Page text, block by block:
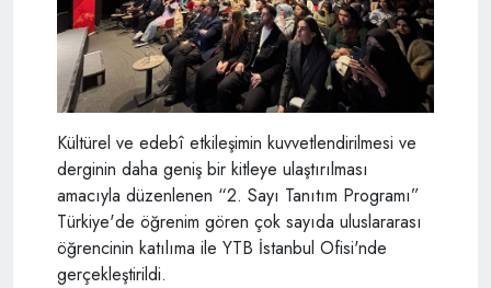
Kültürel ve edebî etkileşimin kuvvetlendirilmesi ve
derginin daha geniş bir kitleye ulaştırılması
amacıyla düzenlenen “2. Sayı Tanıtım Programı”
Türkiye'de öğrenim gören çok sayıda uluslararası
öğrencinin katılıma ile YTB İstanbul Ofisi'nde
gerçekleştirildi.